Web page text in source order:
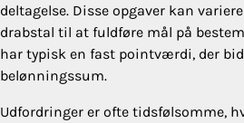
deltagelse. Disse opgaver kan
drabstal til at fuldføre mål på
har typisk en fast pointværdi, der
belønningssum.
Udfordringer er ofte tidsfølsomme,